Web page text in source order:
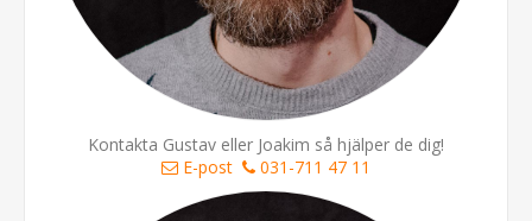
Kontakta Gustav eller Joakim så hjälper de dig!
E-post
031-711 47 11